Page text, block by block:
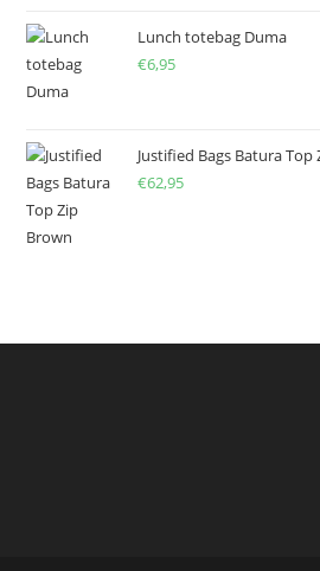
Lunch totebag Duma
€6,95
Justified Bags Batura Top
€62,95